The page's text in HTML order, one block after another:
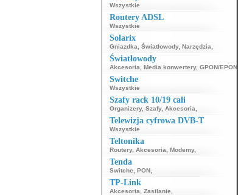
Wszystkie
Routery ADSL
Wszystkie
Solarix
Gniazdka Światłowody, Narzędzia
Światłowody
Akcesoria Media konwertery, GPON/EPON,
Switche
Wszystkie
Szafy rack 10/19 cali
Organizery, Szafy, Akcesoria
Telewizja cyfrowa DVB-T
Wszystkie
Teltonika
Routery, Akcesoria Modemy,
Tenda
Switche PON,
TP-Link
Akcesoria Zasilanie